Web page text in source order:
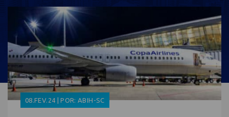
08.FEV.24 | POR: ABIH-SC